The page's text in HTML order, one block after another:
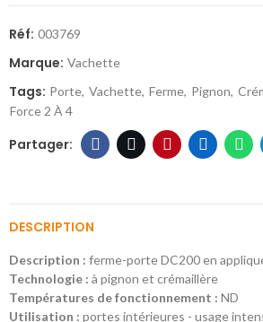
Réf: 003769
Marque: Vachette
Tags: Porte Vachette Ferme Pignon
Force 2 À 4
DESCRIPTION
Description : ferme-porte DC200 en
Technologie : à pignon et crémaillère
Températures de fonctionnement : ND
Utilisation : portes intérieures - usage